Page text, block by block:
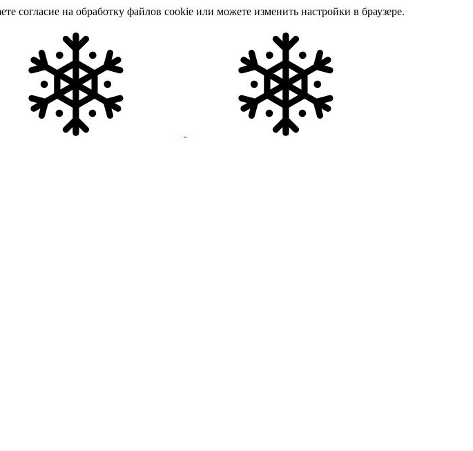
согласие на обработку файлов cookie или можете изменить настройки в браузере.